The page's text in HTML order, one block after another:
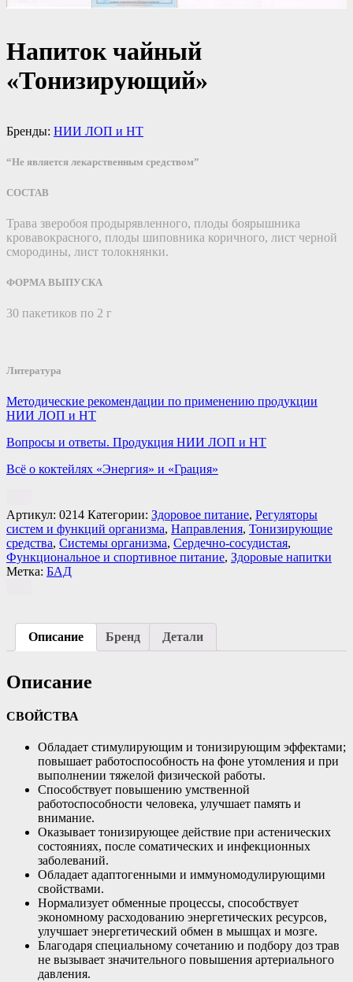
Напиток чайный
«Тонизирующий»
Бренды: НИИ ЛОП и НТ
“Не является лекарственным средством”
СОСТАВ
Трава зверобоя продырявленного, плоды боярышника
кровавокрасного, плоды шиповника коричного, лист черной
смородины, лист толокнянки.
ФОРМА ВЫПУСКА
30 пакетиков по 2 г
Литература
Методические рекомендации по применению продукции
НИИ ЛОП и НТ
Вопросы и ответы. Продукция НИИ ЛОП и НТ
Всё о коктейлях «Энергия» и «Грация»
Артикул: 0214 Категории: Здоровое питание, Регуляторы
систем и функций организма, Направления, Тонизирующие
средства, Системы организма, Сердечно-сосудистая,
Функциональное и спортивное питание, Здоровые напитки
Метка: БАД
Описание Бренд Детали
Описание
СВОЙСТВА
Обладает стимулирующим и тонизирующим эффектами;
повышает работоспособность на фоне утомления и при
выполнении тяжелой физической работы.
Способствует повышению умственной
работоспособности человека, улучшает память и
внимание.
Оказывает тонизирующее действие при астенических
состояниях, после соматических и инфекционных
заболеваний.
Обладает адаптогенными и иммуномодулирующими
свойствами.
Нормализует обменные процессы, способствует
экономному расходованию энергетических ресурсов,
улучшает энергетический обмен в мышцах и мозге.
Благодаря специальному сочетанию и подбору доз трав
не вызывает значительного повышения артериального
давления.